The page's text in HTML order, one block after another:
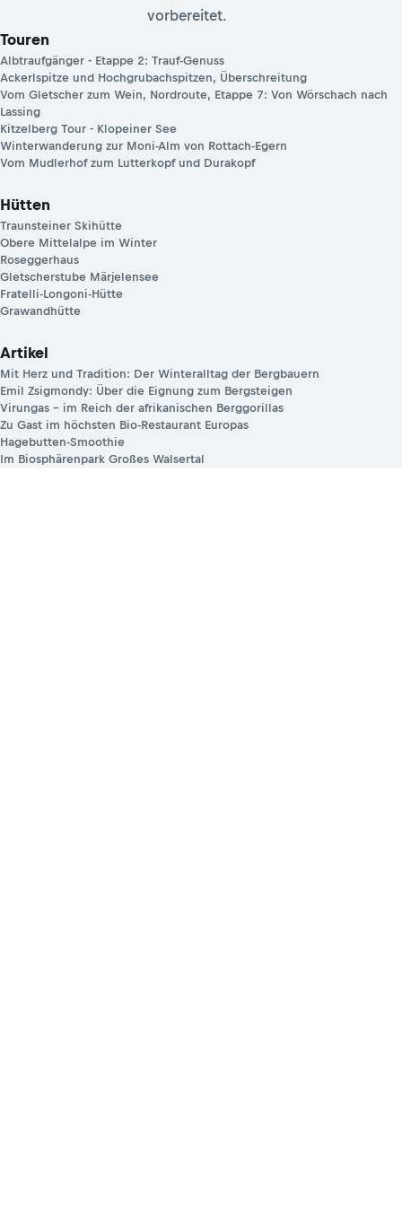
vorbereitet.
Touren
Albtraufgänger - Etappe 2: Trauf-Genuss
Ackerlspitze und Hochgrubachspitzen, Überschreitung
Vom Gletscher zum Wein, Nordroute, Etappe 7: Von Wörschach nach
Lassing
Kitzelberg Tour - Klopeiner See
Winterwanderung zur Moni-Alm von Rottach-Egern
Vom Mudlerhof zum Lutterkopf und Durakopf
Hütten
Traunsteiner Skihütte
Obere Mittelalpe im Winter
Roseggerhaus
Gletscherstube Märjelensee
Fratelli-Longoni-Hütte
Grawandhütte
Artikel
Mit Herz und Tradition: Der Winteralltag der Bergbauern
Emil Zsigmondy: Über die Eignung zum Bergsteigen
Virungas – im Reich der afrikanischen Berggorillas
Zu Gast im höchsten Bio-Restaurant Europas
Hagebutten-Smoothie
Im Biosphärenpark Großes Walsertal